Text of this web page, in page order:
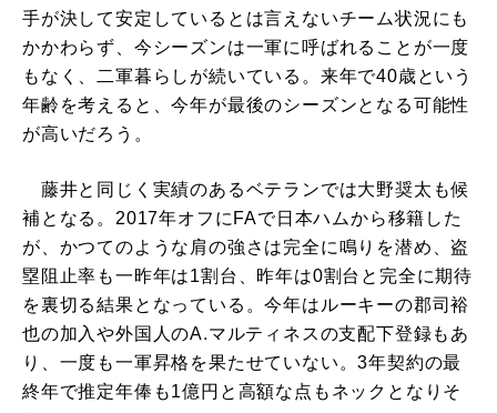
手が決して安定しているとは言えないチーム状況にも
かかわらず、今シーズンは一軍に呼ばれることが一度
もなく、二軍暮らしが続いている。来年で40歳という
年齢を考えると、今年が最後のシーズンとなる可能性
が高いだろう。
藤井と同じく実績のあるベテランでは大野奨太も候
補となる。2017年オフにFAで日本ハムから移籍した
が、かつてのような肩の強さは完全に鳴りを潜め、盗
塁阻止率も一昨年は1割台、昨年は0割台と完全に期待
を裏切る結果となっている。今年はルーキーの郡司裕
也の加入や外国人のA.マルティネスの支配下登録もあ
り、一度も一軍昇格を果たせていない。3年契約の最
終年で推定年俸も1億円と高額な点もネックとなりそ